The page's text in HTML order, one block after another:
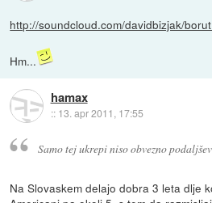
http://soundcloud.com/davidbizjak/
Hm...
hamax
:: 13. apr 2011, 17:55
Samo tej ukrepi niso obvezno
Na Slovaskem delajo dobra 3 leta dlje